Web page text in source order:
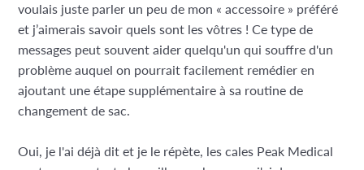
voulais juste parler un peu de mon « accessoire » préféré
et j’aimerais savoir quels sont les vôtres ! Ce type de
messages peut souvent aider quelqu'un qui souffre d'un
problème auquel on pourrait facilement remédier en
ajoutant une étape supplémentaire à sa routine de
changement de sac.
Oui, je l'ai déjà dit et je le répète, les cales Peak Medical